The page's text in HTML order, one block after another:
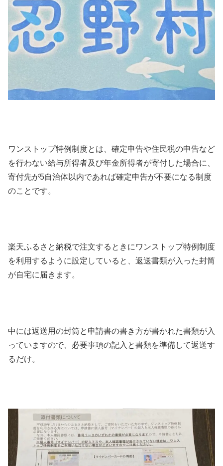
ワンストップ特例制度とは、確定申告や住民税の申告など
を行わない給与所得者及び年金所得者が寄付した場合に、
寄付先が5自治体以内であれば確定申告が不要になる制度
のことです。
楽天ふるさと納税で注文するときにワンストップ特例制度
を利用するように設定していると、返送書類が入った封筒
が自宅に届きます。
中には返送用の封筒と申請書の書き方が書かれた書類が入
っていますので、必要事項の記入と書類を準備して返送す
るだけ。